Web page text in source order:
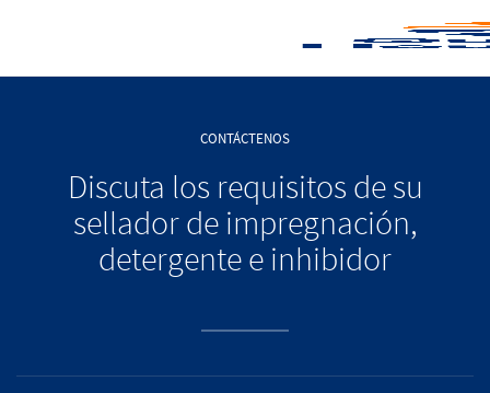
CONTÁCTENOS
Discuta los requisitos de su
sellador de impregnación,
detergente e inhibidor